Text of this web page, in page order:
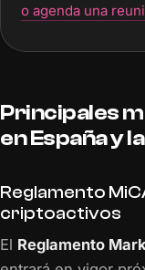
o agenda una
Principales
en España y
Reglamento
criptoactivos
El Reglamento